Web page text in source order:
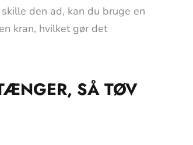
den ad, kan du bruge en
kran, hvilket gør det
SÅ TØV